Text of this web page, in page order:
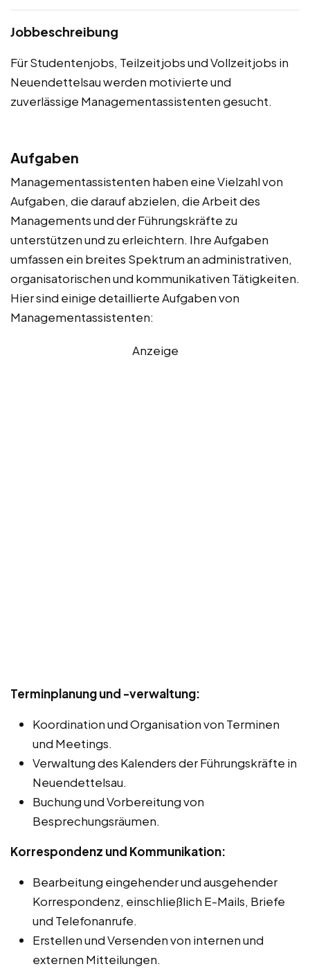
Jobbeschreibung
Für Studentenjobs, Teilzeitjobs und Vollzeitjobs in
Neuendettelsau werden motivierte und
zuverlässige Managementassistenten gesucht.
Aufgaben
Managementassistenten haben eine Vielzahl von
Aufgaben, die darauf abzielen, die Arbeit des
Managements und der Führungskräfte zu
unterstützen und zu erleichtern. Ihre Aufgaben
umfassen ein breites Spektrum an administrativen,
organisatorischen und kommunikativen Tätigkeiten.
Hier sind einige detaillierte Aufgaben von
Managementassistenten:
Anzeige
Terminplanung und -verwaltung:
Koordination und Organisation von Terminen
und Meetings.
Verwaltung des Kalenders der Führungskräfte in
Neuendettelsau.
Buchung und Vorbereitung von
Besprechungsräumen.
Korrespondenz und Kommunikation:
Bearbeitung eingehender und ausgehender
Korrespondenz, einschließlich E-Mails, Briefe
und Telefonanrufe.
Erstellen und Versenden von internen und
externen Mitteilungen.